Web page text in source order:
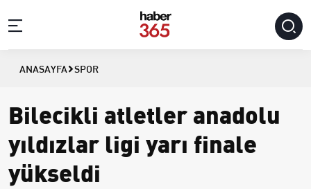
ANASAYFA SPOR
Bilecikli atletler anadolu
yıldızlar ligi yarı finale
yükseldi